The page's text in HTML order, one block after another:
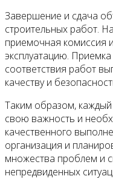
Завершение и сдача
строительных работ.
приемочная комиссия
эксплуатацию.
соответствия работ
качеству и
Таким образом,
свою важность и
качественного
организация и
множества проблем и
непредвиденных